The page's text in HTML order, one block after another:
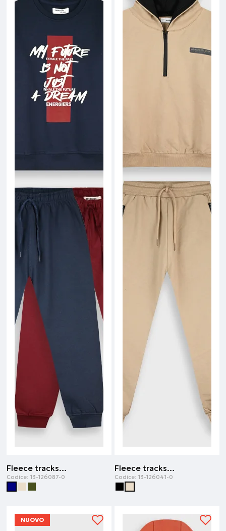
Fleece tracksuit | Blu navy
Codice: 13-126087-0
Fleece tracksuit | Sabbia
Codice: 13-126041-0
NUOVO